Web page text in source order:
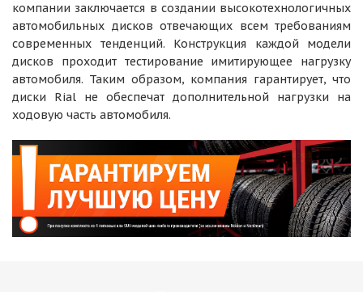
компании заключается в создании высокотехнологичных
автомобильных дисков отвечающих всем требованиям
современных тенденций. Конструкция каждой модели
дисков проходит тестирование имитирующее нагрузку
автомобиля. Таким образом, компания гарантирует, что
диски Rial не обеспечат дополнительной нагрузки на
ходовую часть автомобиля.